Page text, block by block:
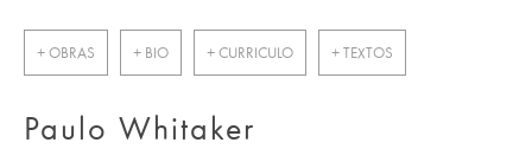
+ OBRAS + BIO + CURRICULO + TEXTOS
Paulo Whitaker